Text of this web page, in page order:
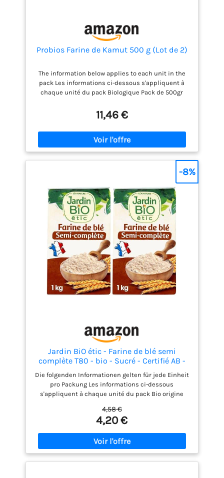
Probios Farine de Kamut 500 g (Lot de 2)
The information below applies to each unit in the
pack Les informations ci-dessous s'appliquent à
chaque unité du pack Biologique Pack de 500gr
11,46 €
Jardin BiO étic - Farine de blé semi
complète T80 - bio - Sucré - Certifié AB -
Sac de 1kg (L'emballage peut varier) (Lot
de 2)
Die folgenden Informationen gelten für jede Einheit
pro Packung Les informations ci-dessous
s'appliquent à chaque unité du pack Bio origine
dans notre atelier de perigny (17) Specialt :
biologique Ne pas exposer au soleil 100% bio
4,58 €
4,20 €
-8%